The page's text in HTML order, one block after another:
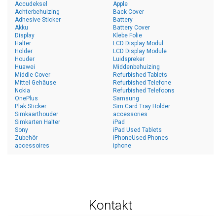
Accudeksel
Achterbehuizing
Adhesive Sticker
Akku
Apple
Back Cover
Battery
Battery Cover
Display
Halter
Holder
Houder
Huawei
Klebe Folie
LCD Display Modul
LCD Display Module
Luidspreker
Middenbehuizing
Middle Cover
Mittel Gehäuse
Nokia
OnePlus
Plak Sticker
Refurbished Tablets
Refurbished Telefone
Refurbished Telefoons
Samsung
Sim Card Tray Holder
Simkaarthouder
Simkarten Halter
Sony
Zubehör
accessoires
accessories
iPad
iPad Used Tablets
iPhoneUsed Phones
iphone
Kontakt